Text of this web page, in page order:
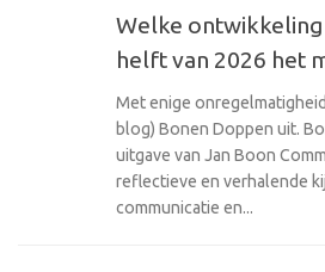
Welke ontwikkeling
helft van 2026 het
Met enige
blog) Bonen Doppen uit.
uitgave van Jan Boon
reflectieve en verhalende
communicatie en...